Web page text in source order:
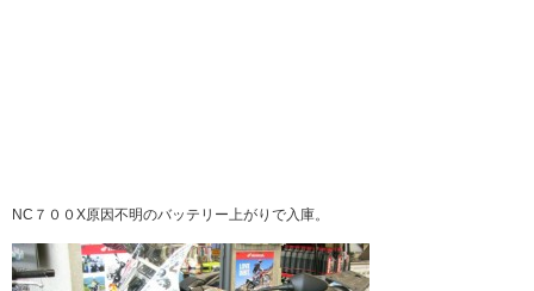
NC７００X原因不明のバッテリー上がりで入庫。